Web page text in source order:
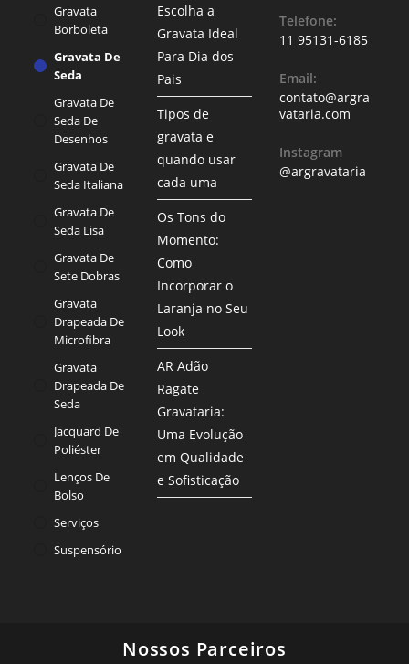
Gravata
Borboleta
Gravata De
Seda
Gravata De
Seda De
Desenhos
Gravata De
Seda Italiana
Gravata De
Seda Lisa
Gravata De
Sete Dobras
Gravata
Drapeada De
Microfibra
Gravata
Drapeada De
Seda
Jacquard De
Poliéster
Lenços De
Bolso
Serviços
Suspensório
Escolha a
Gravata Ideal
Para Dia dos
Pais
Tipos de
gravata e
quando usar
cada uma
Os Tons do
Momento:
Como
Incorporar o
Laranja no Seu
Look
AR Adão
Ragate
Gravataria:
Uma Evolução
em Qualidade
e Sofisticação
Telefone:
11 95131-6185
Email:
contato@argra
vataria.com
Instagram
@argravataria
Nossos Parceiros